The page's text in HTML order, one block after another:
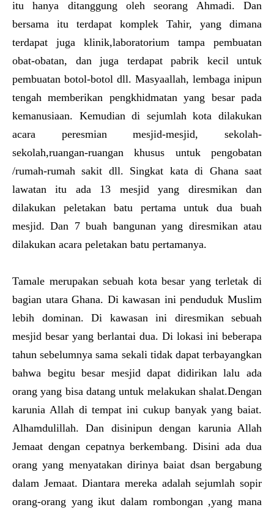
itu hanya ditanggung oleh seorang Ahmadi. Dan
bersama itu terdapat komplek Tahir, yang dimana
terdapat juga klinik,laboratorium tampa pembuatan
obat-obatan, dan juga terdapat pabrik kecil untuk
pembuatan botol-botol dll. Masyaallah, lembaga inipun
tengah memberikan pengkhidmatan yang besar pada
kemanusiaan. Kemudian di sejumlah kota dilakukan
acara peresmian mesjid-mesjid, sekolah-
sekolah,ruangan-ruangan khusus untuk pengobatan
/rumah-rumah sakit dll. Singkat kata di Ghana saat
lawatan itu ada 13 mesjid yang diresmikan dan
dilakukan peletakan batu pertama untuk dua buah
mesjid. Dan 7 buah bangunan yang diresmikan atau
dilakukan acara peletakan batu pertamanya.
Tamale merupakan sebuah kota besar yang terletak di
bagian utara Ghana. Di kawasan ini penduduk Muslim
lebih dominan. Di kawasan ini diresmikan sebuah
mesjid besar yang berlantai dua. Di lokasi ini beberapa
tahun sebelumnya sama sekali tidak dapat terbayangkan
bahwa begitu besar mesjid dapat didirikan lalu ada
orang yang bisa datang untuk melakukan shalat.Dengan
karunia Allah di tempat ini cukup banyak yang baiat.
Alhamdulillah. Dan disinipun dengan karunia Allah
Jemaat dengan cepatnya berkembang. Disini ada dua
orang yang menyatakan dirinya baiat dsan bergabung
dalam Jemaat. Diantara mereka adalah sejumlah sopir
orang-orang yang ikut dalam rombongan ,yang mana